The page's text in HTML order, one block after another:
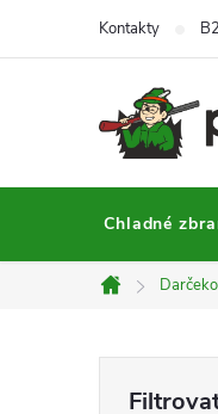
Kontakty
Chladné
Domov